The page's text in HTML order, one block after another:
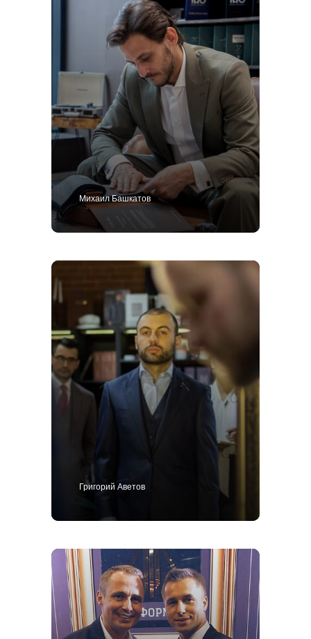
Михаил Башкатов
Григорий Аветов
Смокинг
Сорочки
Блог
Пиджак
Брюки
Контакты
Костюм
Пальто
Каталог